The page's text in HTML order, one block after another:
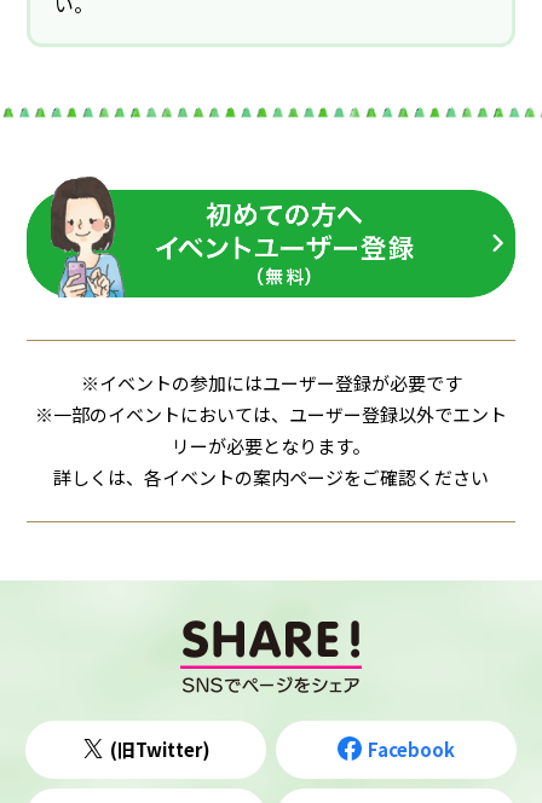
※イベントの参加にはユーザー登録が必要です
※一部のイベントにおいては、ユーザー登録以外でエント
リーが必要となります。
詳しくは、各イベントの案内ページをご確認ください
(旧Twitter) Facebook